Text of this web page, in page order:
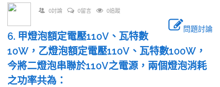
0討論 0留言 0追蹤
問題討論
6. 甲燈泡額定電壓110V、瓦特數
10W，乙燈泡額定電壓110V、瓦特數100W，
今將二燈泡串聯於110V之電源，兩個燈泡消耗
之功率共為：